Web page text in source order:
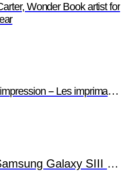
Wonder Book artist for
-- Les
Galaxy SIII